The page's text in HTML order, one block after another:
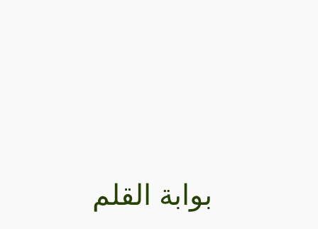
بوابة القلم